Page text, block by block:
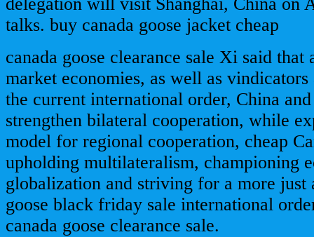
delegation will visit Shanghai, China on
talks. buy canada goose jacket cheap
canada goose clearance sale Xi said that
market economies, as well as
the current international order, China
strengthen bilateral cooperation, while
model for regional cooperation, cheap
upholding multilateralism, championing
globalization and striving for a more just
goose black friday sale international
canada goose clearance sale.